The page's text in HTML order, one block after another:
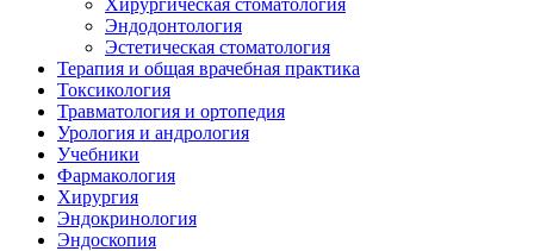
Эндодонтология
Эстетическая стоматология
Терапия и общая врачебная практика
Токсикология
Травматология и ортопедия
Урология и андрология
Учебники
Фармакология
Хирургия
Эндокринология
Эндоскопия